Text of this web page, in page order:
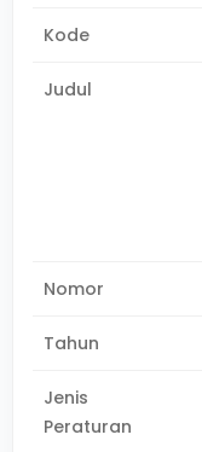
Kode
Judul
Nomor
Tahun
Jenis
Peraturan